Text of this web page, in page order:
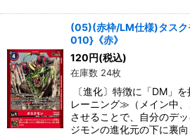
(05)(赤枠/LM仕様)タス
010}《赤》
120 円(税込)
在庫数 24枚
〔進化〕特徴に「DM」
レーニング≫（メイン中
させることで、自分のデ
ジモンの進化元の下に裏